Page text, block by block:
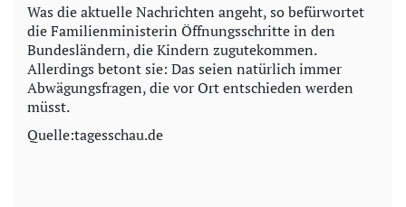
Was die aktuelle Nachrichten angeht, so befürwortet
die Familienministerin Öffnungsschritte in den
Bundesländern, die Kindern zugutekommen.
Allerdings betont sie: Das seien natürlich immer
Abwägungsfragen, die vor Ort entschieden werden
müsst.
Quelle:tagesschau.de